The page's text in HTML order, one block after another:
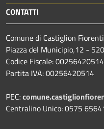
CONTATTI
Comune di Castiglion
Piazza del Municipio,12 -
Codice Fiscale: 00256420514
Partita IVA: 00256420514
PEC:
Centralino Unico: 0575